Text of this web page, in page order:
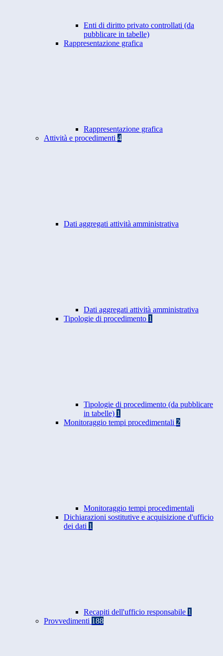
Enti di diritto privato controllati (da
pubblicare in tabelle)
Rappresentazione grafica
Rappresentazione grafica
Attività e procedimenti 4
Dati aggregati attività amministrativa
Dati aggregati attività amministrativa
Tipologie di procedimento 1
Tipologie di procedimento (da pubblicare
in tabelle) 1
Monitoraggio tempi procedimentali 2
Monitoraggio tempi procedimentali
Dichiarazioni sostitutive e acquisizione d'ufficio
dei dati 1
Recapiti dell'ufficio responsabile 1
Provvedimenti 188